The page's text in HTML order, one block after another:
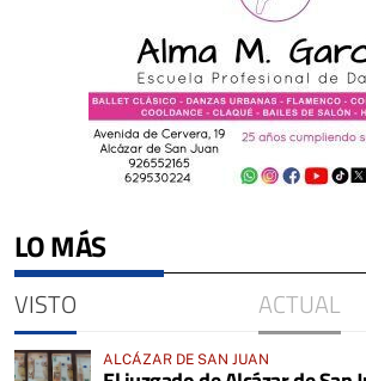
LO MÁS
VISTO ACTUAL
ALCÁZAR DE SAN JUAN